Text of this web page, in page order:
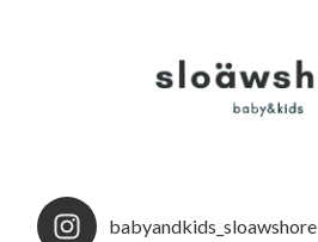
babyandkids_sloawshore